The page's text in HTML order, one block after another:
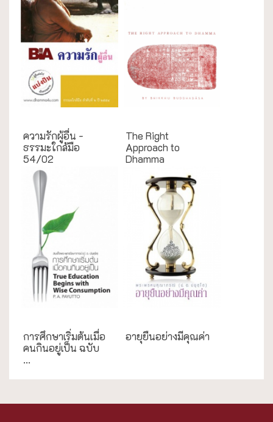
ความรักผู้อื่น -
ธรรมะใกล้มือ
54/02
The Right
Approach to
Dhamma
การศึกษาเริ่มต้นเมื่อ
คนกินอยู่เป็น ฉบับ
...
อายุยืนอย่างมีคุณค่า